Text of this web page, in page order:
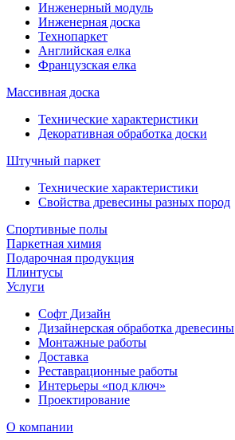
Инженерный модуль
Инженерная доска
Технопаркет
Английская елка
Французская елка
Массивная доска
Технические характеристики
Декоративная обработка доски
Штучный паркет
Технические характеристики
Свойства древесины разных пород
Спортивные полы
Паркетная химия
Подарочная продукция
Плинтусы
Услуги
Софт Дизайн
Дизайнерская обработка древесины
Монтажные работы
Доставка
Реставрационные работы
Интерьеры «под ключ»
Проектирование
О компании